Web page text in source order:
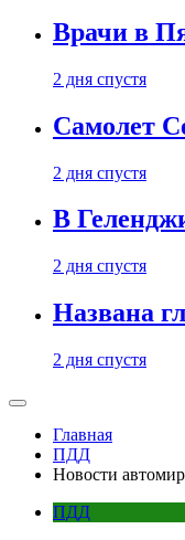
Врачи в
2 дня спустя
Самолет
2 дня спустя
В
2 дня спустя
Названа
2 дня спустя
Главная
ПДД
Новости
ПДД